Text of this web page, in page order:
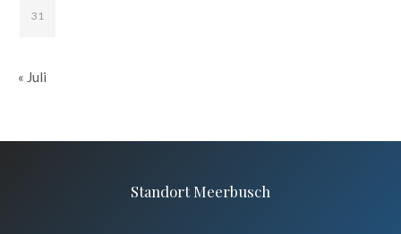
31
« Juli
Standort Meerbusch